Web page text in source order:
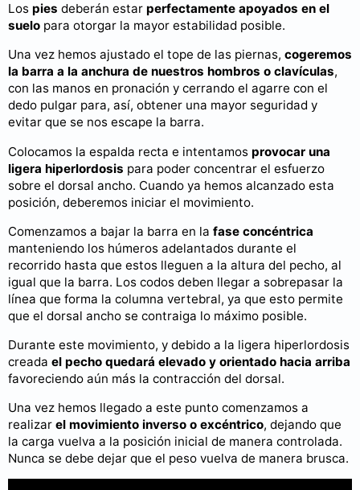
Los pies deberán estar perfectamente apoyados en el
suelo para otorgar la mayor estabilidad posible.
Una vez hemos ajustado el tope de las piernas, cogeremos
la barra a la anchura de nuestros hombros o clavículas,
con las manos en pronación y cerrando el agarre con el
dedo pulgar para, así, obtener una mayor seguridad y
evitar que se nos escape la barra.
Colocamos la espalda recta e intentamos provocar una
ligera hiperlordosis para poder concentrar el esfuerzo
sobre el dorsal ancho. Cuando ya hemos alcanzado esta
posición, deberemos iniciar el movimiento.
Comenzamos a bajar la barra en la fase concéntrica
manteniendo los húmeros adelantados durante el
recorrido hasta que estos lleguen a la altura del pecho, al
igual que la barra. Los codos deben llegar a sobrepasar la
línea que forma la columna vertebral, ya que esto permite
que el dorsal ancho se contraiga lo máximo posible.
Durante este movimiento, y debido a la ligera hiperlordosis
creada el pecho quedará elevado y orientado hacia arriba
favoreciendo aún más la contracción del dorsal.
Una vez hemos llegado a este punto comenzamos a
realizar el movimiento inverso o excéntrico, dejando que
la carga vuelva a la posición inicial de manera controlada.
Nunca se debe dejar que el peso vuelva de manera brusca.